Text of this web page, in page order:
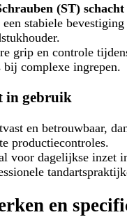
(ST) schacht
stabiele
grip en controle
bij complexe ingrepen.
in gebruik
en betrouwbaar,
productiecontroles.
voor dagelijkse inzet
en